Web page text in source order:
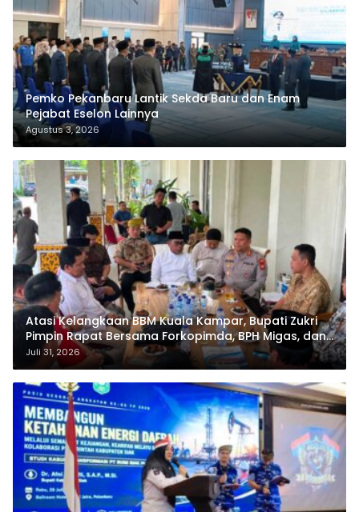
Pemko Pekanbaru Lantik Sekda Baru dan Enam
Pejabat Eselon Lainnya
Agustus 3, 2026
Atasi Kelangkaan BBM Kuala Kampar, Bupati Zukri
Pimpin Rapat Bersama Forkopimda, BPH Migas, dan
Pertamina
Juli 31, 2026